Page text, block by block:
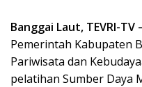
Banggai Laut, TEVRI-
Pemerintah Kabupaten
Pariwisata dan
pelatihan Sumber Daya